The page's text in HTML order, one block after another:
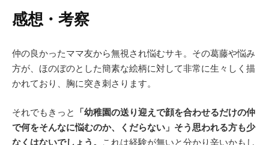
感想・考察
仲の良かったママ友から無視され悩むサキ。その葛藤や悩み
方が、ほのぼのとした簡素な絵柄に対して非常に生々しく描
かれており、胸に突き刺さります。
それでもきっと
「幼稚園の送り迎えで顔を合わせるだけの仲
で何をそんなに悩むのか、くだらない」そう思われる方も少
なくはないでしょう。
これは経験が無いと分かり辛いかもし